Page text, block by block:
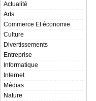
Actualité
Arts
Commerce Et économie
Culture
Divertissements
Entreprise
Informatique
Internet
Médias
Nature